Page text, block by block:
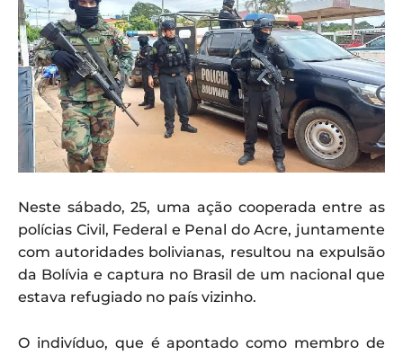
Neste sábado, 25, uma ação cooperada entre as
polícias Civil, Federal e Penal do Acre, juntamente
com autoridades bolivianas, resultou na expulsão
da Bolívia e captura no Brasil de um nacional que
estava refugiado no país vizinho.
O indivíduo, que é apontado como membro de